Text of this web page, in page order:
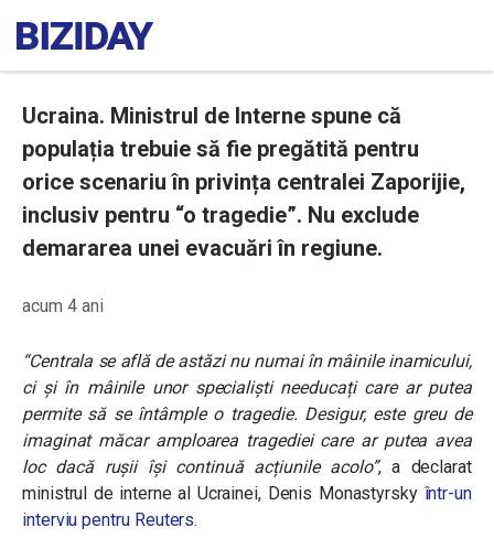
Ucraina. Ministrul de Interne spune că
populația trebuie să fie pregătită pentru
orice scenariu în privința centralei Zaporijie,
inclusiv pentru “o tragedie”. Nu exclude
demararea unei evacuări în regiune.
acum 4 ani
“Centrala se află de astăzi nu numai în mâinile inamicului,
ci și în mâinile unor specialiști needucați care ar putea
permite să se întâmple o tragedie. Desigur, este greu de
imaginat măcar amploarea tragediei care ar putea avea
loc dacă rușii își continuă acțiunile acolo”, a declarat
ministrul de interne al Ucrainei, Denis Monastyrsky într-un
interviu pentru Reuters.